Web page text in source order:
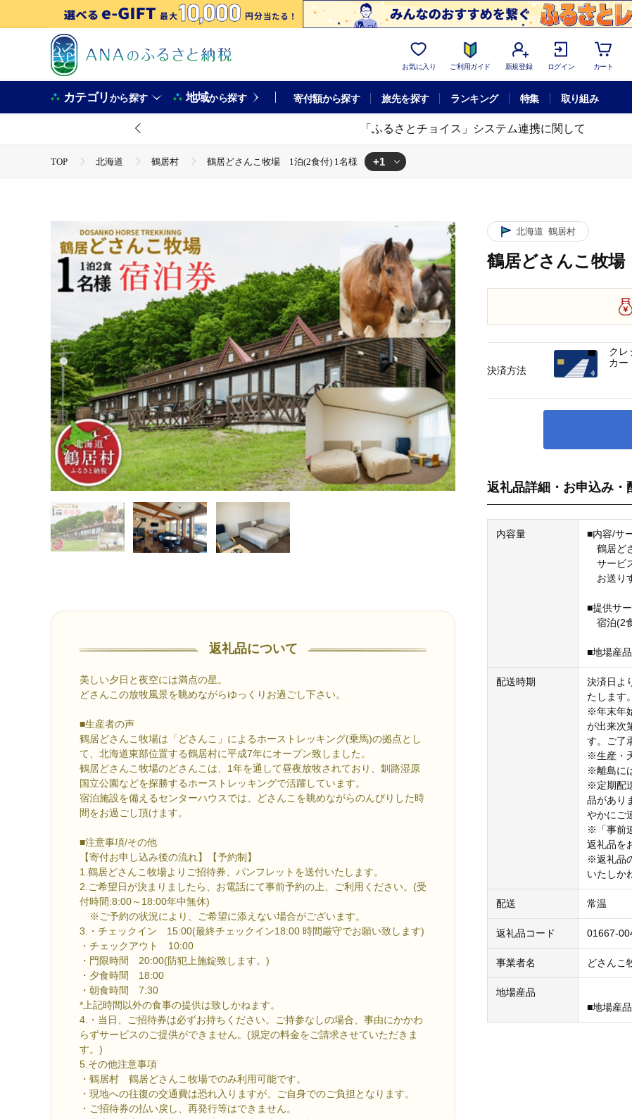
お気に入り ご利用ガイド 新規登録 ログイン カート
カテゴリから探す 地域から探す 寄付額から探す 旅先を探す ランキング 特集 取り組み
「ふるさとチョイス」システム連携に関して
TOP 北海道 鶴居村 鶴居どさんこ牧場 1泊(2食付) 1名様 +1
返礼品について
美しい夕日と夜空には満点の星。
どさんこの放牧風景を眺めながらゆっくりお過ごし下さい。
■生産者の声
鶴居どさんこ牧場は「どさんこ」によるホーストレッキング(乗馬)の拠点とし
て、北海道東部位置する鶴居村に平成7年にオープン致しました。
鶴居どさんこ牧場のどさんこは、1年を通して昼夜放牧されており、釧路湿原
国立公園などを探勝するホーストレッキングで活躍しています。
宿泊施設を備えるセンターハウスでは、どさんこを眺めながらのんびりした時
間をお過ごし頂けます。
■注意事項/その他
【寄付お申し込み後の流れ】【予約制】
1.鶴居どさんこ牧場よりご招待券、パンフレットを送付いたします。
2.ご希望日が決まりましたら、お電話にて事前予約の上、ご利用ください。(受
付時間:8:00～18:00年中無休)
※ご予約の状況により、ご希望に添えない場合がございます。
3.・チェックイン 15:00(最終チェックイン18:00 時間厳守でお願い致します)
・チェックアウト 10:00
・門限時間 20:00(防犯上施錠致します。)
・夕食時間 18:00
・朝食時間 7:30
*上記時間以外の食事の提供は致しかねます。
4.・当日、ご招待券は必ずお持ちください。ご持参なしの場合、事由にかかわ
らずサービスのご提供ができません。(規定の料金をご請求させていただきま
す。)
5.その他注意事項
・鶴居村 鶴居どさんこ牧場でのみ利用可能です。
・現地への往復の交通費は恐れ入りますが、ご自身でのご負担となります。
・ご招待券の払い戻し、再発行等はできません。
北海道 鶴居村
鶴居どさんこ牧
返礼品詳細・お申込み・
内容量
■内容/サ
鶴居ど
サービ
お送り
■提供サ
宿泊(2
■地場産
配送時期
決済日よ
たします。
※年末年
が出来次
す。ご了
※生産・
※離島に
※定期配
品があり
やかにご
※「事前
返礼品を
※返礼品
いたしか
配送 常温
返礼品コード 01667-
事業者名 どさんこ
地場産品
■地場産
決済方法
クレ
カー